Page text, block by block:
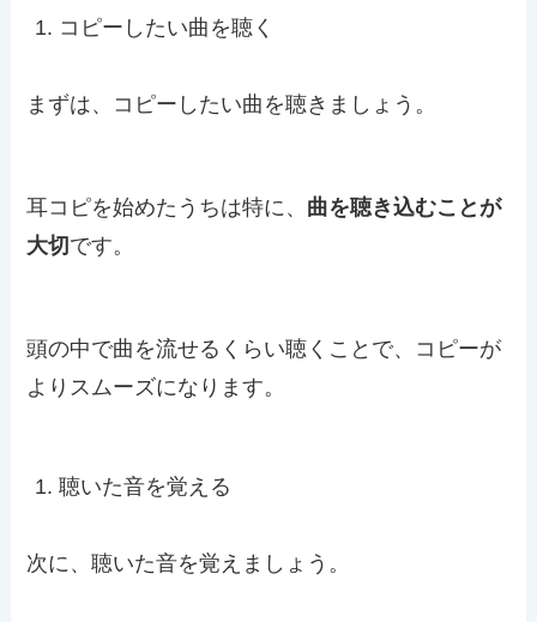
コピーしたい曲を聴く
まずは、コピーしたい曲を聴きましょう。
耳コピを始めたうちは特に、 曲を聴き込むことが
大切 です。
頭の中で曲を流せるくらい聴くことで、コピーが
よりスムーズになります。
聴いた音を覚える
次に、聴いた音を覚えましょう。